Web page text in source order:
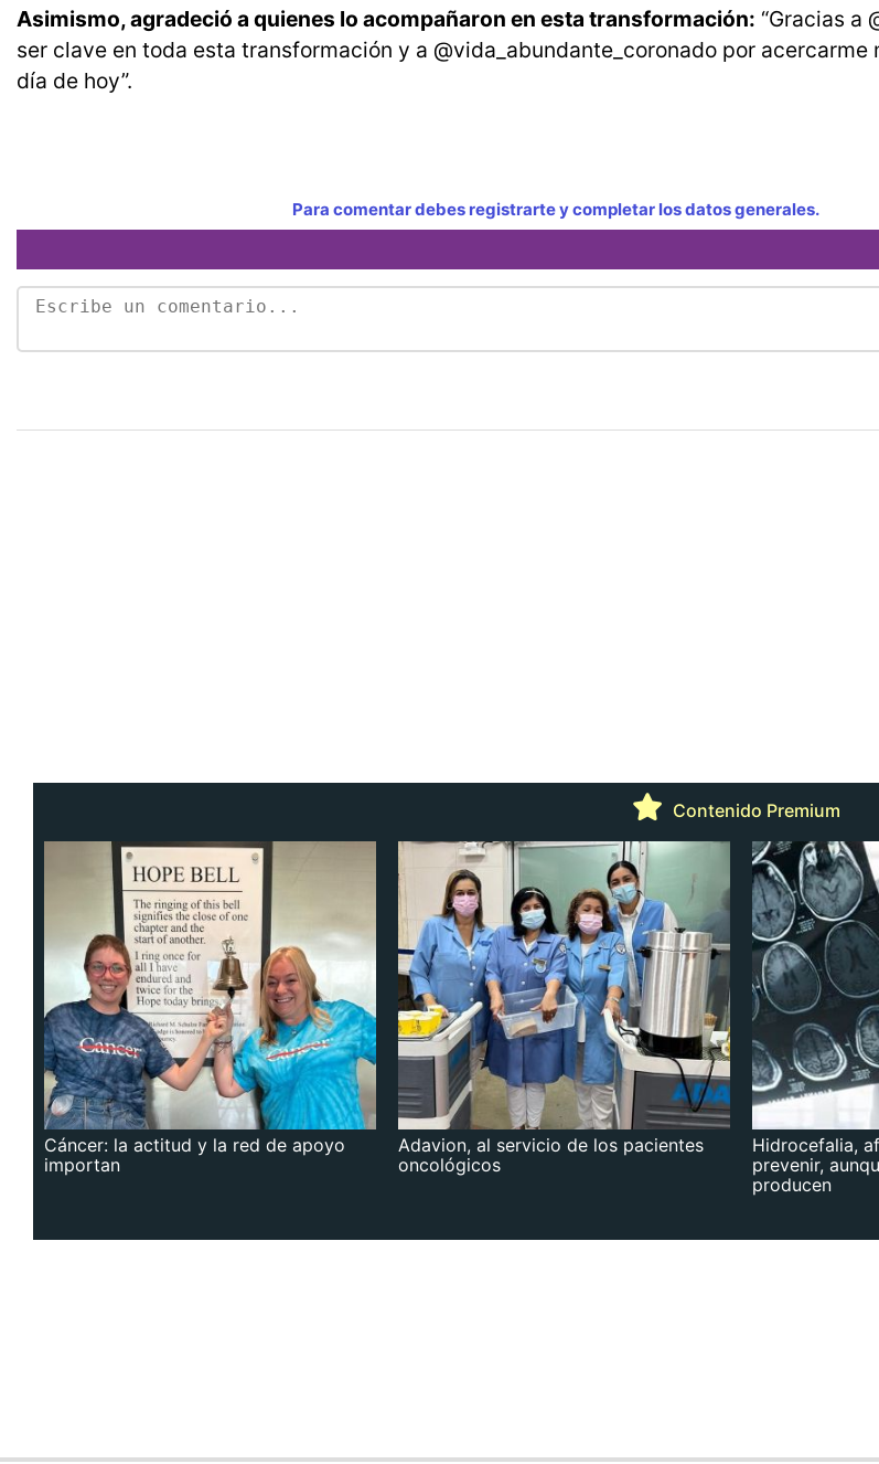
Asimismo, agradeció a quienes lo acompañaron en esta transformación: “Gracias a
ser clave en toda esta transformación y a @vida_abundante_coronado por acercarme
día de hoy”.
Para comentar debes registrarte y completar los datos generales.
Contenido Premium
Cáncer: la actitud y la red de apoyo
importan
Adavion, al servicio de los pacientes
oncológicos
Hidrocefalia,
prevenir,
producen